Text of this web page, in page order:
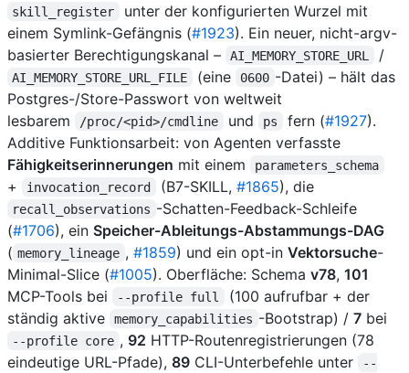
skill_register
unter der konfigurierten Wurzel mit
einem Symlink-Gefängnis (#1923). Ein neuer, nicht-argv-
basierter Berechtigungskanal –
AI_MEMORY_STORE_URL /
AI_MEMORY_STORE_URL_FILE (eine 0600 -Datei) – hält das
Postgres-/Store-Passwort von weltweit
lesbarem
/proc/<pid>/cmdline und ps fern (#1927).
Additive Funktionsarbeit: von Agenten verfasste
Fähigkeitserinnerungen mit einem parameters_schema
+ invocation_record (B7-SKILL, #1865), die
recall_observations -Schatten-Feedback-Schleife
(#1706), ein Speicher-Ableitungs-Abstammungs-DAG
( memory_lineage , #1859) und ein opt-in Vektorsuche-
Minimal-Slice (#1005). Oberfläche: Schema v78, 101
MCP-Tools bei
--profile full
(100 aufrufbar + der
ständig aktive
memory_capabilities -Bootstrap) / 7bei
--profile core , 92 HTTP-Routenregistrierungen (78
eindeutige URL-Pfade), 89 CLI-Unterbefehle unter
--